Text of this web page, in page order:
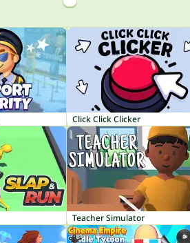
Click Click Clicker
Teacher Simulator